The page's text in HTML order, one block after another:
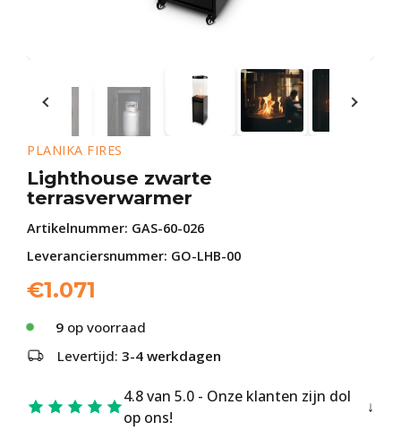
PLANIKA FIRES
Lighthouse zwarte
terrasverwarmer
Artikelnummer: GAS-60-026
Leveranciersnummer: GO-LHB-00
€1.071
9 op voorraad
Levertijd: 3-4 werkdagen
4.8 van 5.0 - Onze klanten zijn dol
op ons!